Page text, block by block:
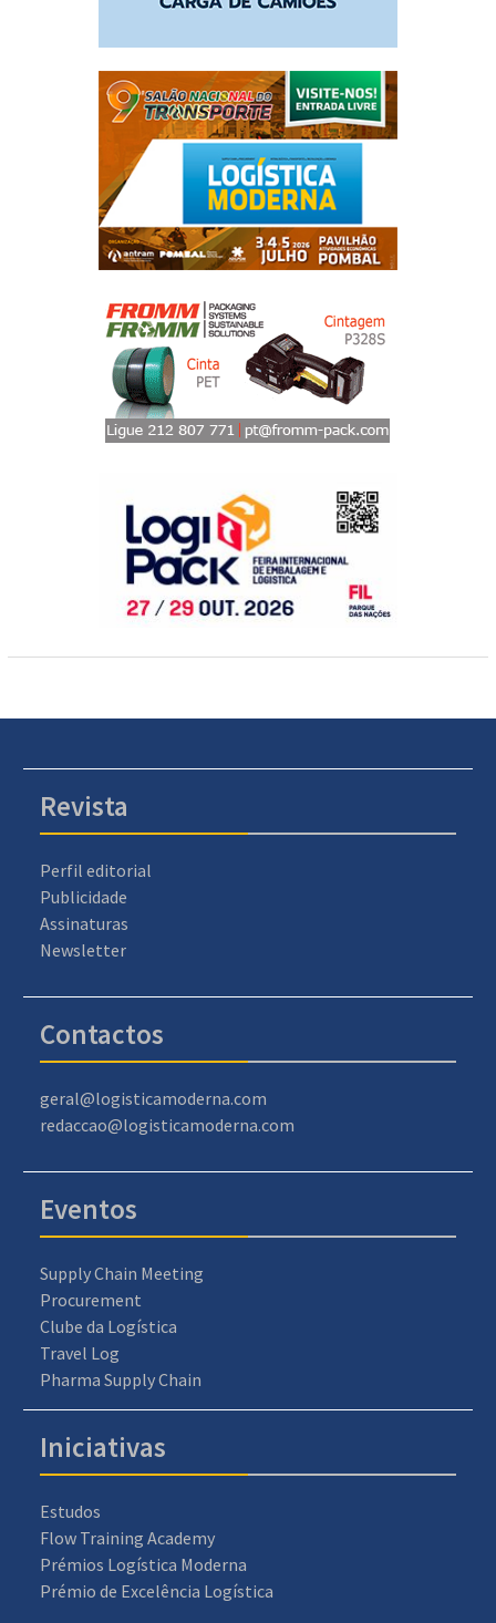
Revista
Perfil editorial
Publicidade
Assinaturas
Newsletter
Contactos
geral@logisticamoderna.com
redaccao@logisticamoderna.com
Eventos
Supply Chain Meeting
Procurement
Clube da Logística
Travel Log
Pharma Supply Chain
Iniciativas
Estudos
Flow Training Academy
Prémios Logística Moderna
Prémio de Excelência Logística